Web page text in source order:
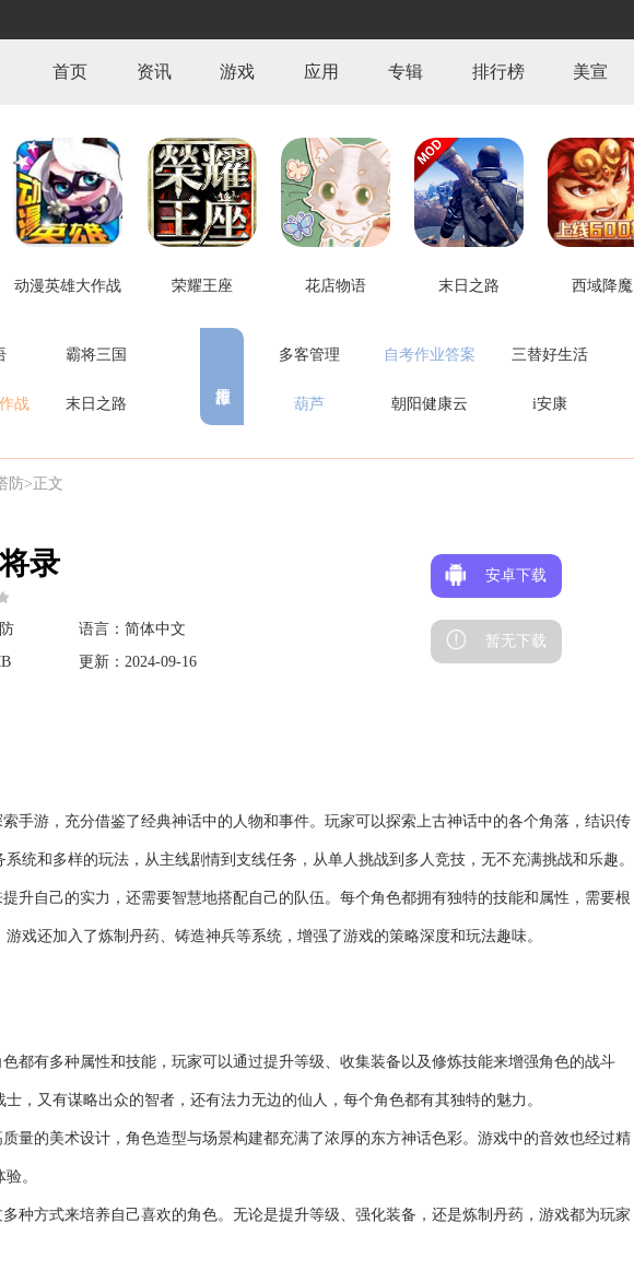
首页 资讯 游戏 应用 专辑 排行榜 美宣
动漫英雄大作战 荣耀王座 花店物语 末日之路 西域降魔
霸将三国
战 末日之路
多客管理 自考作业答案 三替好生活
葫芦 朝阳健康云 i安康
防>正文
录
语言：简体中文
更新：2024-09-16
安卓下载
暂无下载
手游，充分借鉴了经典神话中的人物和事件。玩家可以探索上古神话中的各个角落，结识传
统和多样的玩法，从主线剧情到支线任务，从单人挑战到多人竞技，无不充满挑战和乐趣。
升自己的实力，还需要智慧地搭配自己的队伍。每个角色都拥有独特的技能和属性，需要根
戏还加入了炼制丹药、铸造神兵等系统，增强了游戏的策略深度和玩法趣味。
都有多种属性和技能，玩家可以通过提升等级、收集装备以及修炼技能来增强角色的战斗
，又有谋略出众的智者，还有法力无边的仙人，每个角色都有其独特的魅力。
量的美术设计，角色造型与场景构建都充满了浓厚的东方神话色彩。游戏中的音效也经过精
。
种方式来培养自己喜欢的角色。无论是提升等级、强化装备，还是炼制丹药，游戏都为玩家